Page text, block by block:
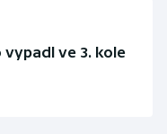
vypadl ve 3. kole